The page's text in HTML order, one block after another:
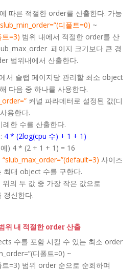
따른 적절한 order를 산출한다. 가능
디폴트=0) ~
트=3) 범위 내에서 적절한 order를 산
페이지 크기보다 큰 경
범위내에서 산출한다.
서 슬랩 페이지당 관리할 최소 object
다음 중 하나를 사용한다.
커널 파라메터로 설정된 값(디
용한다.
례한 수를 산출한다.
4 * (2log(cpu 수) + 1 + 1)
) 4 * (2 + 1 + 1) = 16
“slub_max_order=”(default=3) 사이즈
최대 object 수를 구한다.
의 두 값 중 가장 작은 값으로
갱신한다.
위 내 적절한 order 산출
수를 포함 시킬 수 있는 최소 order
디폴트=0) ~
트=3) 범위 order 순으로 순회하며